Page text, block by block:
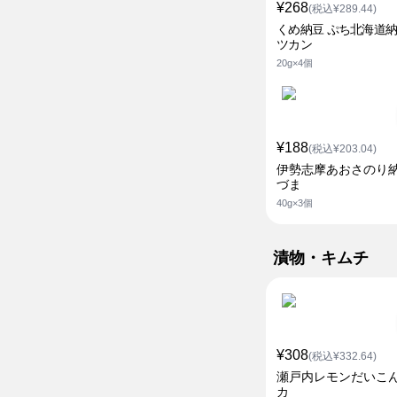
¥268(税込¥289.44)
くめ納豆 ぷち北海道
ツカン
20g×4個
¥188(税込¥203.04)
伊勢志摩あおさのり
づま
40g×3個
漬物・キムチ
¥308(税込¥332.64)
瀬戸内レモンだいこ
カ